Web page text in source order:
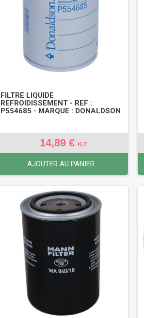
FILTRE LIQUIDE
REFROIDISSEMENT - REF :
P554685 - MARQUE : DONALDSON
14,89 €H.T
AJOUTER AU PANIER